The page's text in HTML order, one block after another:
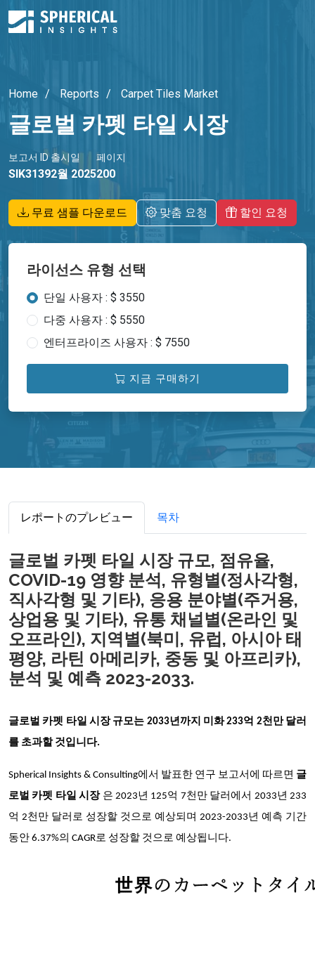
Home Reports Carpet Tiles Market
글로벌 카펫 타일 시장
보고서 ID
SIK3139
출시일
2월 2025
페이지
200
무료 샘플 다운로드 맞춤 요청 할인 요청
라이선스 유형 선택
단일 사용자 : $ 3550
다중 사용자 : $ 5550
엔터프라이즈 사용자 : $ 7550
지금 구매하기
レポートのプレビュー 목차
글로벌 카펫 타일 시장 규모, 점유율,
COVID-19 영향 분석, 유형별(정사각형,
직사각형 및 기타), 응용 분야별(주거용,
상업용 및 기타), 유통 채널별(온라인 및
오프라인), 지역별(북미, 유럽, 아시아 태
평양, 라틴 아메리카, 중동 및 아프리카),
분석 및 예측 2023-2033.
글로벌 카펫 타일 시장 규모는 2033년까지 미화 233억 2천만 달러
를 초과할 것입니다.
Spherical Insights & Consulting에서 발표한 연구 보고서에 따르면 글
로벌 카펫 타일 시장 은 2023년 125억 7천만 달러에서 2033년 233
억 2천만 달러로 성장할 것으로 예상되며 2023-2033년 예측 기간
동안 6.37%의 CAGR로 성장할 것으로 예상됩니다.